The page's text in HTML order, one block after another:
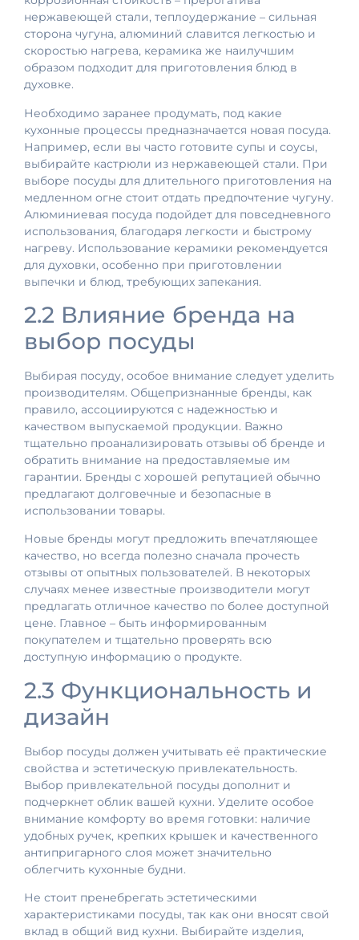
нержавеющей стали, теплоудержание – сильная
сторона чугуна, алюминий славится легкостью и
скоростью нагрева, керамика же наилучшим
образом подходит для приготовления блюд в
духовке.
Необходимо заранее продумать, под какие
кухонные процессы предназначается новая посуда.
Например, если вы часто готовите супы и соусы,
выбирайте кастрюли из нержавеющей стали. При
выборе посуды для длительного приготовления на
медленном огне стоит отдать предпочтение чугуну.
Алюминиевая посуда подойдет для повседневного
использования, благодаря легкости и быстрому
нагреву. Использование керамики рекомендуется
для духовки, особенно при приготовлении
выпечки и блюд, требующих запекания.
2.2 Влияние бренда на
выбор посуды
Выбирая посуду, особое внимание следует уделить
производителям. Общепризнанные бренды, как
правило, ассоциируются с надежностью и
качеством выпускаемой продукции. Важно
тщательно проанализировать отзывы об бренде и
обратить внимание на предоставляемые им
гарантии. Бренды с хорошей репутацией обычно
предлагают долговечные и безопасные в
использовании товары.
Новые бренды могут предложить впечатляющее
качество, но всегда полезно сначала прочесть
отзывы от опытных пользователей. В некоторых
случаях менее известные производители могут
предлагать отличное качество по более доступной
цене. Главное – быть информированным
покупателем и тщательно проверять всю
доступную информацию о продукте.
2.3 Функциональность и
дизайн
Выбор посуды должен учитывать её практические
свойства и эстетическую привлекательность.
Выбор привлекательной посуды дополнит и
подчеркнет облик вашей кухни. Уделите особое
внимание комфорту во время готовки: наличие
удобных ручек, крепких крышек и качественного
антипригарного слоя может значительно
облегчить кухонные будни.
Не стоит пренебрегать эстетическими
характеристиками посуды, так как они вносят свой
вклад в общий вид кухни. Выбирайте изделия,